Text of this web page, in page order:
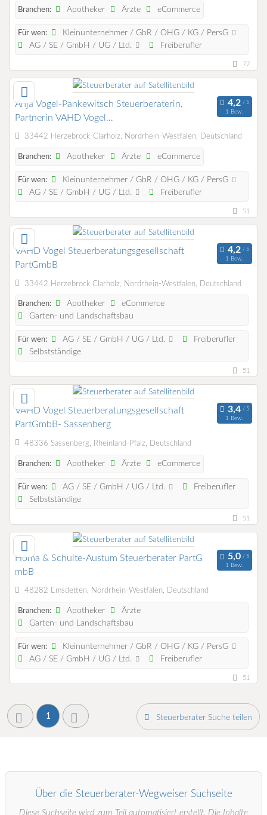
Branchen: Apotheker Ärzte eCommerce
Für wen:
Kleinunternehmer / GbR / OHG / KG / PersG
AG / SE / GmbH / UG / Ltd.
Freiberufler
77
Anja Vogel-Pankewitsch Steuerberaterin,
Partnerin VAHD Vogel
Steuerberatungsgesellschaft PartGmbB
1 Bew.
33442 Herzebrock-Clarholz, Nordrhein-Westfalen, Deutschland
Branchen: Apotheker Ärzte eCommerce
Für wen:
Kleinunternehmer / GbR / OHG / KG / PersG
AG / SE / GmbH / UG / Ltd.
Freiberufler
51
VAHD Vogel Steuerberatungsgesellschaft
PartGmbB
1 Bew.
33442 Herzebrock Clarholz, Nordrhein-Westfalen, Deutschland
Branchen: Apotheker
eCommerce
Garten- und Landschaftsbau
Für wen: AG / SE / GmbH / UG / Ltd.
Freiberufler
Selbstständige
51
VAHD Vogel Steuerberatungsgesellschaft
PartGmbB- Sassenberg
1 Bew.
48336 Sassenberg, Rheinland-Pfalz, Deutschland
Branchen: Apotheker Ärzte eCommerce
Für wen: AG / SE / GmbH / UG / Ltd.
Freiberufler
Selbstständige
51
Homa & Schulte-Austum Steuerberater PartG
mbB
1 Bew.
48282 Emsdetten, Nordrhein-Westfalen, Deutschland
Branchen: Apotheker
Ärzte
Garten- und Landschaftsbau
Für wen:
Kleinunternehmer / GbR / OHG / KG / PersG
AG / SE / GmbH / UG / Ltd.
Freiberufler
51
1 Steuerberater Suche teilen
Über die Steuerberater-Wegweiser Suchseite
Diese Suchseite wird zum Teil automatisiert erstellt. Die Inhalte